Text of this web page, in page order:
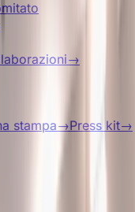
→
stampa→Press kit→